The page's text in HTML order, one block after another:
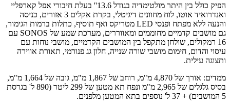
הפיק כולל בין היתר מולטימדיה בגודל 13.6'' בעלת חיבורי אפל קארפליי
ואנדרואיד אוטו, לוח מחוונים דיגיטלי, בקרת אקלים 3 אזורים, כניסה
והנעה ללא מפתח ופנסי LED מטריקס ואף תוסיף, כתלות ברמות הגימור,
גם מושבים קדמיים מחוממים ומאווררים, מערכת שמע של SONOS עם
16 רמקולים, שולחן מתקפל בין המושבים הקדמיים, מושבי נוחות עם
עיסוי והדום, חימום מושבי שורה שנייה, חלון גג פנורמי, תאורת אווירה
ותצוגה עילית.
ממדים: אורך של 4,870 מ"מ, רוחב של 1,867 מ"מ, גובה של 1,664 מ"מ,
בסיס גלגלים של 2,965 מ"מ ונפח תא מטען של 299 ליטר (890 ל' בגרסת
5 המושבים) + 37 ל' נוספים בתא המטען מלפנים.